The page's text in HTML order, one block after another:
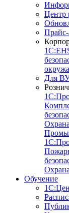
Центр
Для
Обучение